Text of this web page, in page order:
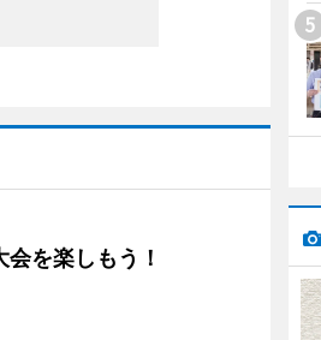
を楽しもう！